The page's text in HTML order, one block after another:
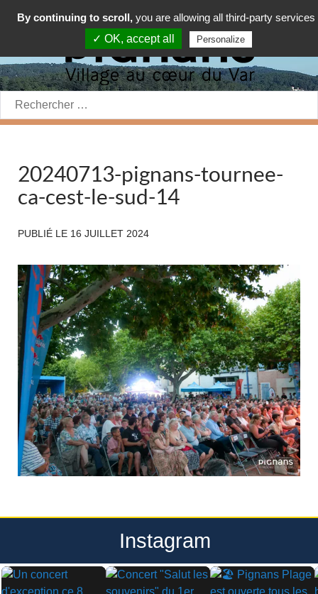
Rechercher:
20240713-pignans-tournee-
ca-cest-le-sud-14
PUBLIÉ LE 16 JUILLET 2024
Instagram
By continuing to scroll, you are allowing all third-party services
✓ OK, accept all
Personalize